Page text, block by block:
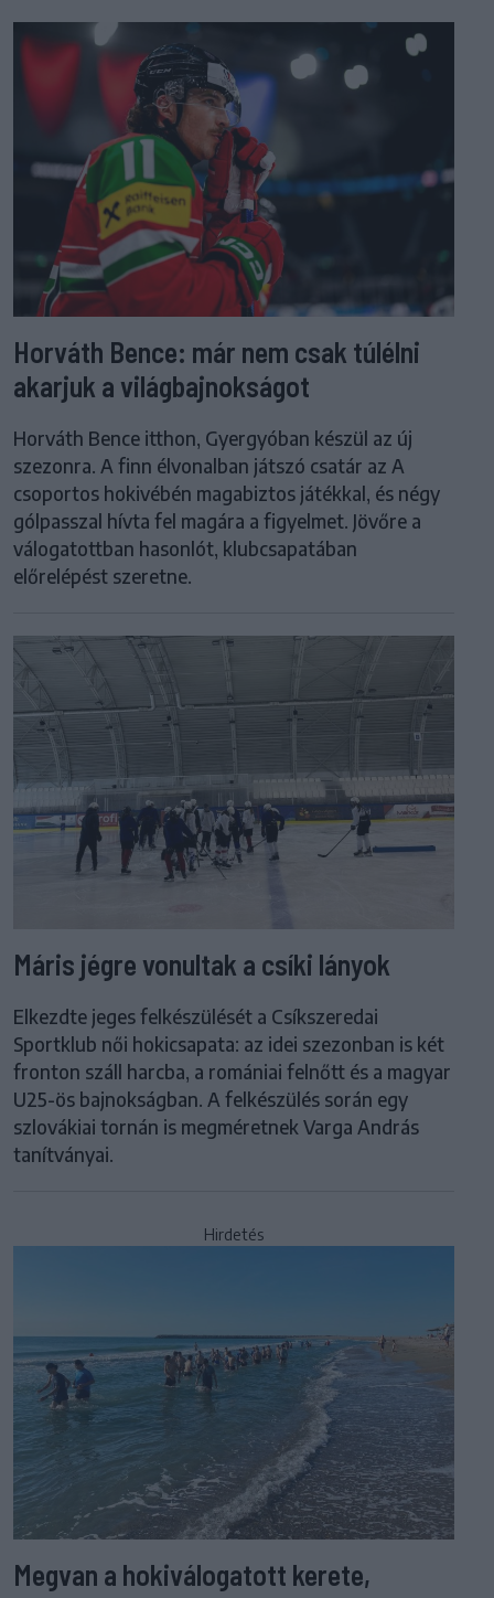
Horváth Bence: már nem csak túlélni
akarjuk a világbajnokságot
Horváth Bence itthon, Gyergyóban készül az új
szezonra. A finn élvonalban játszó csatár az A
csoportos hokivébén magabiztos játékkal, és négy
gólpasszal hívta fel magára a figyelmet. Jövőre a
válogatottban hasonlót, klubcsapatában
előrelépést szeretne.
Máris jégre vonultak a csíki lányok
Elkezdte jeges felkészülését a Csíkszeredai
Sportklub női hokicsapata: az idei szezonban is két
fronton száll harcba, a romániai felnőtt és a magyar
U25-ös bajnokságban. A felkészülés során egy
szlovákiai tornán is megméretnek Varga András
tanítványai.
Hirdetés
Megvan a hokiválogatott kerete,